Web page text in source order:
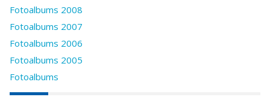
Fotoalbums 2008
Fotoalbums 2007
Fotoalbums 2006
Fotoalbums 2005
Fotoalbums